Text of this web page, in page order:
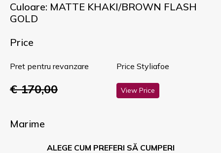
Culoare: MATTE KHAKI/BROWN FLASH
GOLD
Price
Pret pentru revanzare
€ 170,00
Price Styliafoe
View Price
Marime
ALEGE CUM PREFERI SĂ CUMPERI